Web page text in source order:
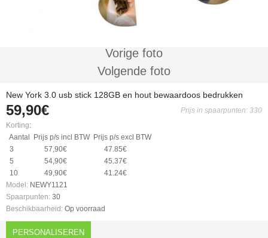
Vorige foto
Volgende foto
New York 3.0 usb stick 128GB en hout bewaardoos bedrukken
59,90€
Prijs in spaarpunten: 330
Korting:
Aantal
Prijs p/s incl BTW Prijs p/s excl BTW
3
57,90€
47.85€
5
54,90€
45.37€
10
49,90€
41.24€
Model: NEWY1121
Spaarpunten: 30
Beschikbaarheid: Op voorraad
PERSONALISEREN